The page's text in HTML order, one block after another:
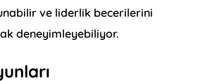
ve liderlik becerilerini
deneyimleyebiliyor.